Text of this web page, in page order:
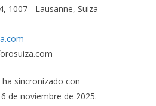
1007 - Lausanne, Suiza
sincronizado con
de noviembre de 2025.